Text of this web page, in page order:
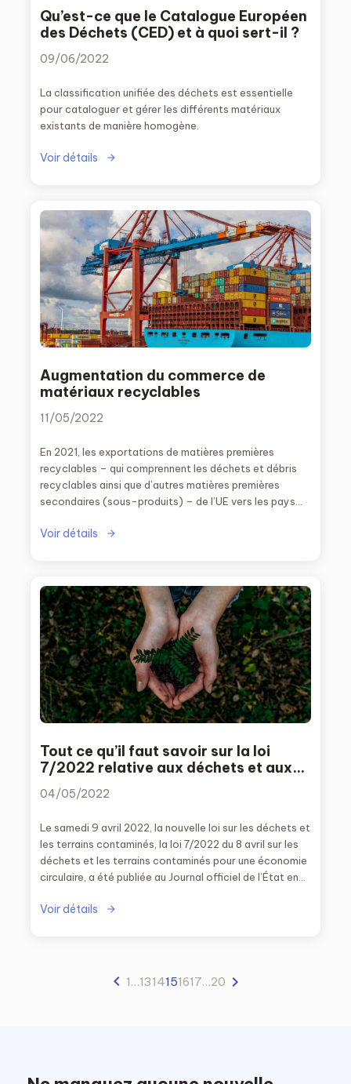
Qu’est-ce que le Catalogue Européen
des Déchets (CED) et à quoi sert-il ?
09/06/2022
La classification unifiée des déchets est essentielle
pour cataloguer et gérer les différents matériaux
existants de manière homogène.
Voir détails
Augmentation du commerce de
matériaux recyclables
11/05/2022
En 2021, les exportations de matières premières
recyclables – qui comprennent les déchets et débris
recyclables ainsi que d’autres matières premières
secondaires (sous-produits) – de l’UE vers les pays
Voir détails
Tout ce qu’il faut savoir sur la loi
7/2022 relative aux déchets et aux
sols contaminés
04/05/2022
Le samedi 9 avril 2022, la nouvelle loi sur les déchets et
les terrains contaminés, la loi 7/2022 du 8 avril sur les
déchets et les terrains contaminés pour une économie
circulaire, a été publiée au Journal officiel de l’État en
Voir détails
1…1314151617…20